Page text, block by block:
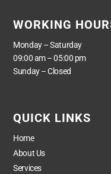
WORKING
Monday – Saturday
09:00 am – 05:00 pm
Sunday – Closed
QUICK LINKS
Home
About Us
Services